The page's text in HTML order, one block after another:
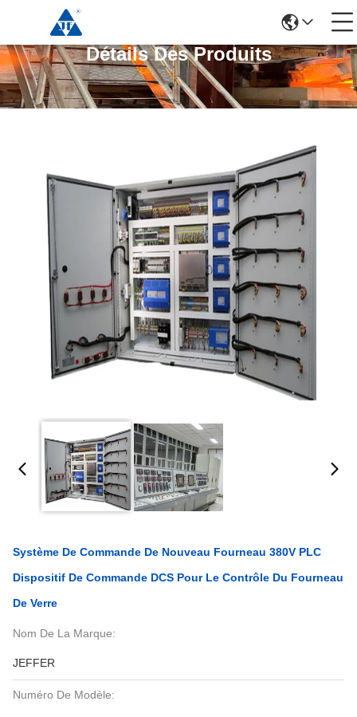
Détails Des Produits
Système De Commande De Nouveau Fourneau 380V PLC
Dispositif De Commande DCS Pour Le Contrôle Du Fourneau
De Verre
Nom De La Marque:
JEFFER
Numéro De Modèle: